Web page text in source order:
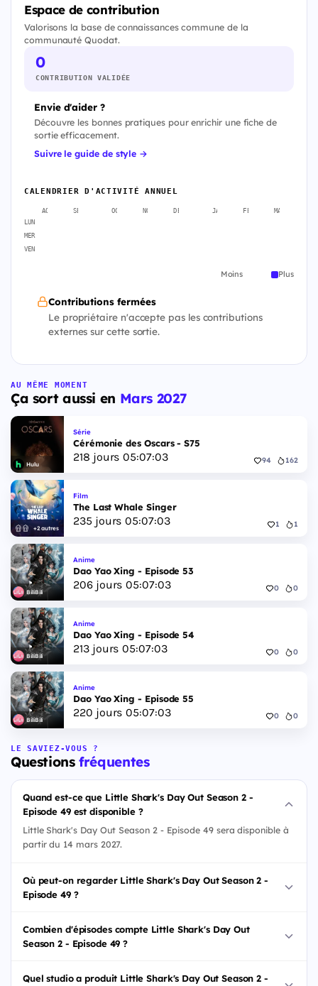
Espace de contribution
Valorisons la base de connaissances commune de la
communauté Quodat.
0
CONTRIBUTION VALIDÉE
Envie d'aider ?
Découvre les bonnes pratiques pour enrichir une fiche de
sortie efficacement.
Suivre le guide de style →
CALENDRIER D'ACTIVITÉ ANNUEL
AOÛT SEPT. OCT. NOV. DÉC. JANV. FÉVR. MARS
LUN
MER
VEN
Moins Plus
Contributions fermées
Le propriétaire n'accepte pas les contributions
externes sur cette sortie.
AU MÊME MOMENT
Ça sort aussi en Mars 2027
Hulu
Série
Cérémonie des Oscars - S75
218 jours 05:07:02 94 162
+2 autres
Film
The Last Whale Singer
235 jours 05:07:02 1 1
BiliBili
Anime
Dao Yao Xing - Episode 53
206jours 05:07:02 0 0
BiliBili
Anime
Dao Yao Xing - Episode 54
213jours 05:07:02 0 0
BiliBili
Anime
Dao Yao Xing - Episode 55
220 jours 05:07:02 0 0
LE SAVIEZ-VOUS ?
Questionsfréquentes
Quand est-ce que Little Shark's Day Out Season 2 -
Episode 49 est disponible ?
Little Shark's Day Out Season 2 - Episode 49 sera disponible à
partir du 14 mars 2027.
Où peut-on regarder Little Shark's Day Out Season 2 -
Episode 49 ?
Combien d'épisodes compte Little Shark's Day Out
Season 2 - Episode 49 ?
Quel studio a produit Little Shark's Day Out Season 2 -